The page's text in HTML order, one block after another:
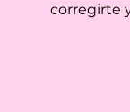
corregirte